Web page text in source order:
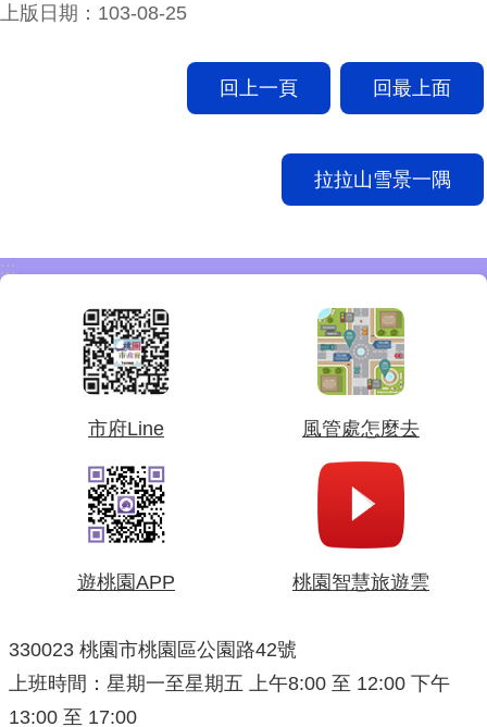
上版日期：103-08-25
回上一頁 回最上面
拉拉山雪景一隅
:::
市府Line 風管處怎麼去
遊桃園APP 桃園智慧旅遊雲
330023 桃園市桃園區公園路42號
上班時間：星期一至星期五 上午8:00 至 12:00 下午
13:00 至 17:00